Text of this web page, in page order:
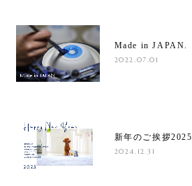
Made in JAPAN.
2022.07.01
新年のご挨拶2025
2024.12.31